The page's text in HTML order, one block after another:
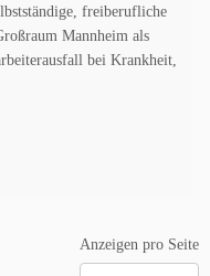
freiberufliche
Mannheim als
bei Krankheit,
Anzeigen pro Seite